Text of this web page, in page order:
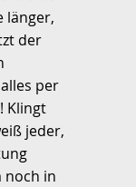
länger,
der
per
Klingt
jeder,
noch in